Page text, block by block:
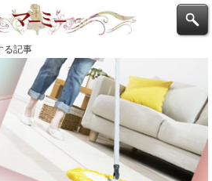
る記事